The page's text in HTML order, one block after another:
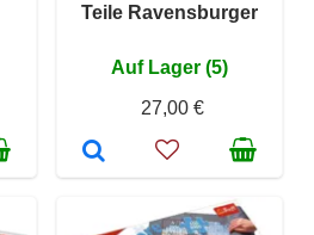
Teile Ravensburger
Auf Lager (5)
27,00 €